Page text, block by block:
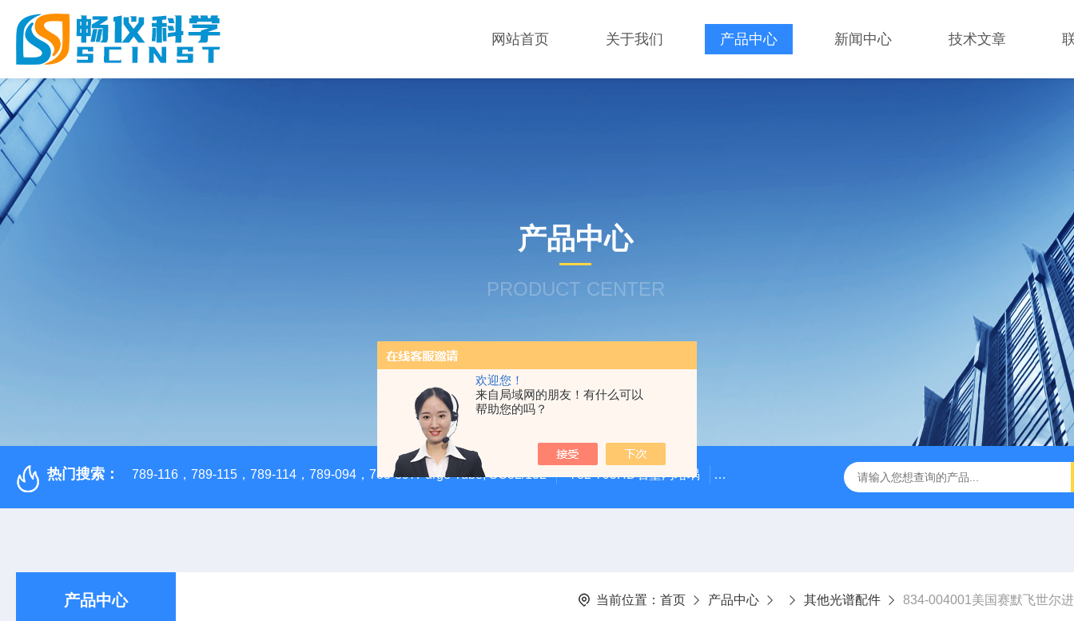
欢迎您！
来自局域网的朋友！有什么可以
帮助您的吗？
网站首页 关于我们 产品中心 新闻中心 技术文章
产品中心
PRODUCT CENTER
热门搜索： 789-116，789-115，789-114，789-094，783-897Purge Tube, SC32/132 782-795HD石墨内坩埚 A028610A028610 FILTER REPLAN AM11-1 viledon P15/
产品中心 当前位置： 首页 产品中心 其他光谱配件 834-004001美国赛默飞世尔